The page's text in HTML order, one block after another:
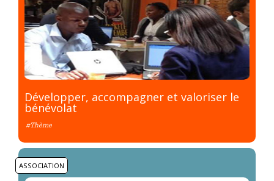
Développer, accompagner et valoriser le
bénévolat
#Thème
ASSOCIATION